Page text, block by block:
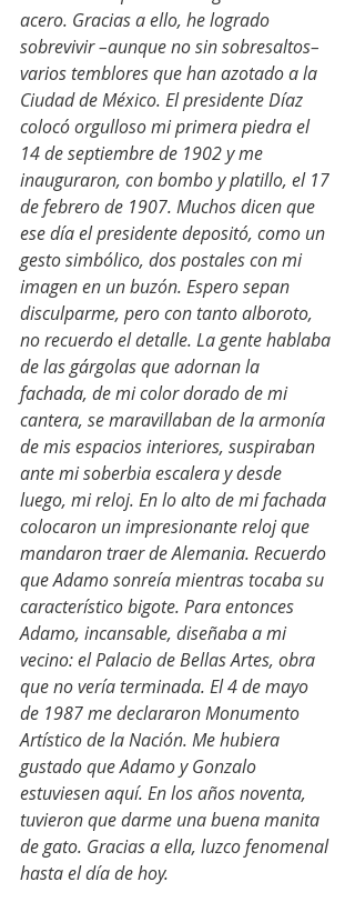
acero. Gracias a ello, he logrado
sobrevivir –aunque no sin sobresaltos–
varios temblores que han azotado a la
Ciudad de México. El presidente Díaz
colocó orgulloso mi primera piedra el
14 de septiembre de 1902 y me
inauguraron, con bombo y platillo, el 17
de febrero de 1907. Muchos dicen que
ese día el presidente depositó, como un
gesto simbólico, dos postales con mi
imagen en un buzón. Espero sepan
disculparme, pero con tanto alboroto,
no recuerdo el detalle. La gente hablaba
de las gárgolas que adornan la
fachada, de mi color dorado de mi
cantera, se maravillaban de la armonía
de mis espacios interiores, suspiraban
ante mi soberbia escalera y desde
luego, mi reloj. En lo alto de mi fachada
colocaron un impresionante reloj que
mandaron traer de Alemania. Recuerdo
que Adamo sonreía mientras tocaba su
característico bigote. Para entonces
Adamo, incansable, diseñaba a mi
vecino: el Palacio de Bellas Artes, obra
que no vería terminada. El 4 de mayo
de 1987 me declararon Monumento
Artístico de la Nación. Me hubiera
gustado que Adamo y Gonzalo
estuviesen aquí. En los años noventa,
tuvieron que darme una buena manita
de gato. Gracias a ella, luzco fenomenal
hasta el día de hoy.